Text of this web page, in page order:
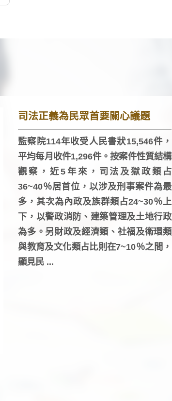
司法正義為民眾首要關心議題
監察院114年收受人民書狀15,546件，
平均每月收件1,296件。按案件性質結構
觀察，近5年來，司法及獄政類占
36~40％居首位，以涉及刑事案件為最
多，其次為內政及族群類占24~30％上
下，以警政消防、建築管理及土地行政
為多。另財政及經濟類、社福及衛環類
與教育及文化類占比則在7~10％之間，
顯見民 ...